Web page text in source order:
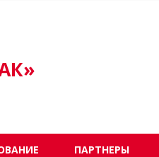
ПАРТНЕРЫ